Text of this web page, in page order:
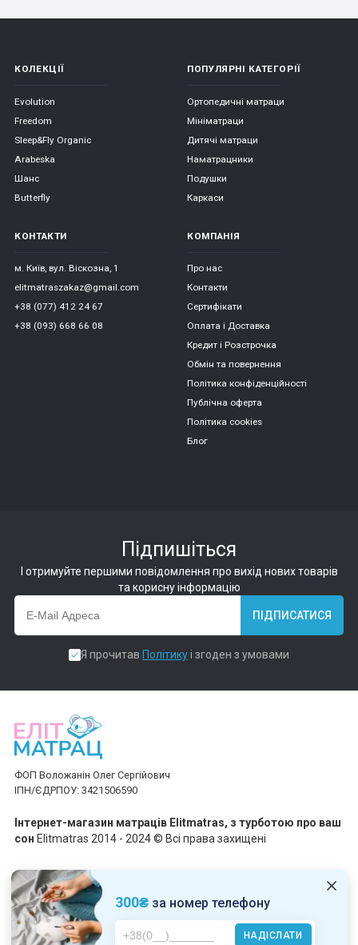
300₴за номер телефону
НАДІСЛАТИ
КОЛЕКЦІЇ
Evolution
Freedom
Sleep&Fly Organic
Arabeska
Шанс
Butterfly
ПОПУЛЯРНІ КАТЕГОРІЇ
Ортопедичні матраци
Мініматраци
Дитячі матраци
Наматрацники
Подушки
Каркаси
КОНТАКТИ
м. Київ, вул. Віскозна, 1
elitmatraszakaz@gmail.com
+38 (077) 412 24 67
+38 (093) 668 66 08
КОМПАНІЯ
Про нас
Контакти
Сертифікати
Оплата і Доставка
Кредит і Розстрочка
Обмін та повернення
Політика конфіденційності
Публічна оферта
Політика cookies
Блог
Підпишіться
І отримуйте першими повідомлення про вихід нових товарів
та корисну інформацію
ПІДПИСАТИСЯ
Я прочитав Політикуі згоден з умовами
ФОП Воложанін Олег Сергійович
ІПН/ЄДРПОУ: 3421506590
Інтернет-магазин матраців Elitmatras, з турботою про ваш
сон Elitmatras 2014 - 2024 © Всі права захищені
Приймаємо платежі